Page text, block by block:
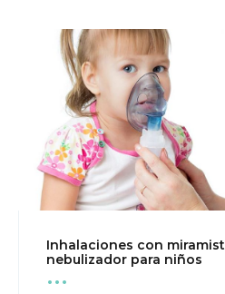
Inhalaciones con
nebulizador para niños
...